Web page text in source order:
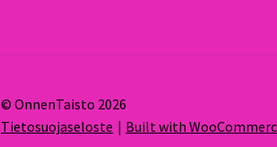
© OnnenTaisto 2026
Tietosuojaseloste
Built with